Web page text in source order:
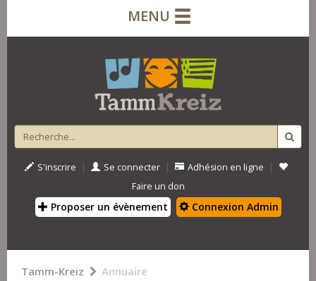
MENU
S'inscrire | Se connecter | Adhésion en ligne |
Faire un don
Proposer un évènement Connexion Admin
Tamm-Kreiz Annuaire